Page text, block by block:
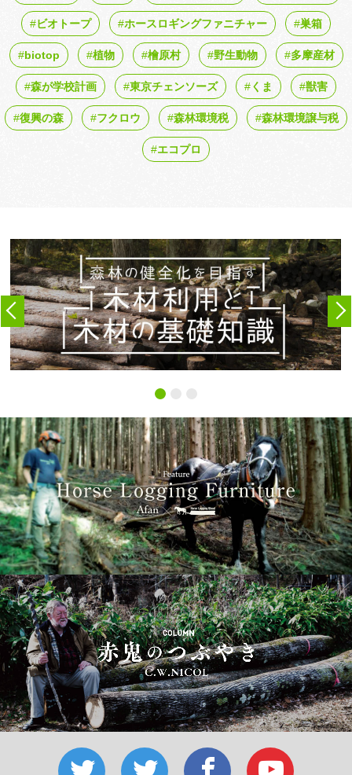
ビオトープ ホースロギングファニチャー 巣箱
biotop 植物 檜原村 野生動物 多摩産材
森が学校計画 東京チェンソーズ くま 獣害
復興の森 フクロウ 森林環境税 森林環境譲与税
エコプロ